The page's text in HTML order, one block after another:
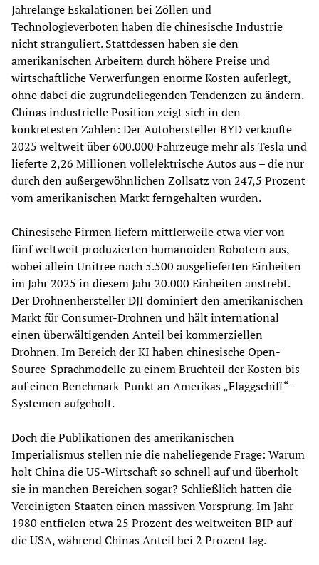
Jahrelange Eskalationen bei Zöllen und
Technologieverboten haben die chinesische Industrie
nicht stranguliert. Stattdessen haben sie den
amerikanischen Arbeitern durch höhere Preise und
wirtschaftliche Verwerfungen enorme Kosten auferlegt,
ohne dabei die zugrundeliegenden Tendenzen zu ändern.
Chinas industrielle Position zeigt sich in den
konkretesten Zahlen: Der Autohersteller BYD verkaufte
2025 weltweit über 600.000 Fahrzeuge mehr als Tesla und
lieferte 2,26 Millionen vollelektrische Autos aus – die nur
durch den außergewöhnlichen Zollsatz von 247,5 Prozent
vom amerikanischen Markt ferngehalten wurden.
Chinesische Firmen liefern mittlerweile etwa vier von
fünf weltweit produzierten humanoiden Robotern aus,
wobei allein Unitree nach 5.500 ausgelieferten Einheiten
im Jahr 2025 in diesem Jahr 20.000 Einheiten anstrebt.
Der Drohnenhersteller DJI dominiert den amerikanischen
Markt für Consumer-Drohnen und hält international
einen überwältigenden Anteil bei kommerziellen
Drohnen. Im Bereich der KI haben chinesische Open-
Source-Sprachmodelle zu einem Bruchteil der Kosten bis
auf einen Benchmark-Punkt an Amerikas „Flaggschiff“-
Systemen aufgeholt.
Doch die Publikationen des amerikanischen
Imperialismus stellen nie die naheliegende Frage: Warum
holt China die US-Wirtschaft so schnell auf und überholt
sie in manchen Bereichen sogar? Schließlich hatten die
Vereinigten Staaten einen massiven Vorsprung. Im Jahr
1980 entfielen etwa 25 Prozent des weltweiten BIP auf
die USA, während Chinas Anteil bei 2 Prozent lag.